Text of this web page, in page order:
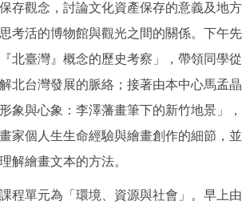
存觀念，討論文化資產保存的意義及地方
考活的博物館與觀光之間的關係。下午先
北臺灣』概念的歷史考察」，帶領同學從
北台灣發展的脈絡；接著由本中心馬孟晶
象與心象：李澤藩畫筆下的新竹地景」，
家個人生生命經驗與繪畫創作的細節，並
解繪畫文本的方法。
單元為「環境、資源與社會」。早上由